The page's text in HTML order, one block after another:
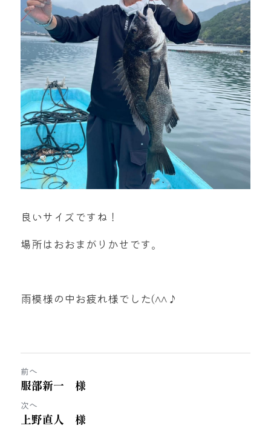
良いサイズですね！
場所はおおまがりかせです。
雨模様の中お疲れ様でした(^^♪
前へ
服部新一 様
次へ
上野直人 様